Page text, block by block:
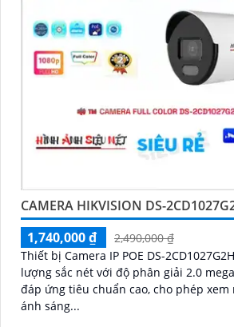
CAMERA HIKVISION DS-
1,740,000 ₫
2,490,000 ₫
Thiết bị Camera IP POE DS-
lượng sắc nét với độ phân giải 2.0 megapixel.
đáp ứng tiêu chuẩn cao, cho phép
ánh sáng...